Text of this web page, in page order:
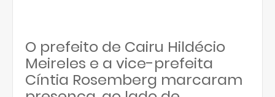
O prefeito de Cairu Hildécio
Meireles e a vice-prefeita
Cíntia Rosemberg marcaram